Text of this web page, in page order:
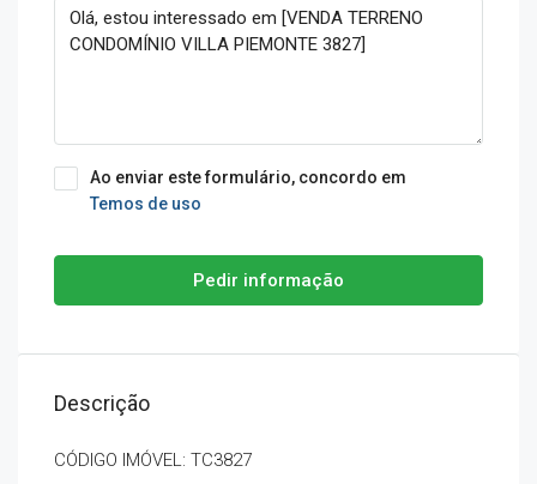
Ao enviar este formulário, concordo em
Temos de uso
Pedir informação
Descrição
CÓDIGO IMÓVEL: TC3827